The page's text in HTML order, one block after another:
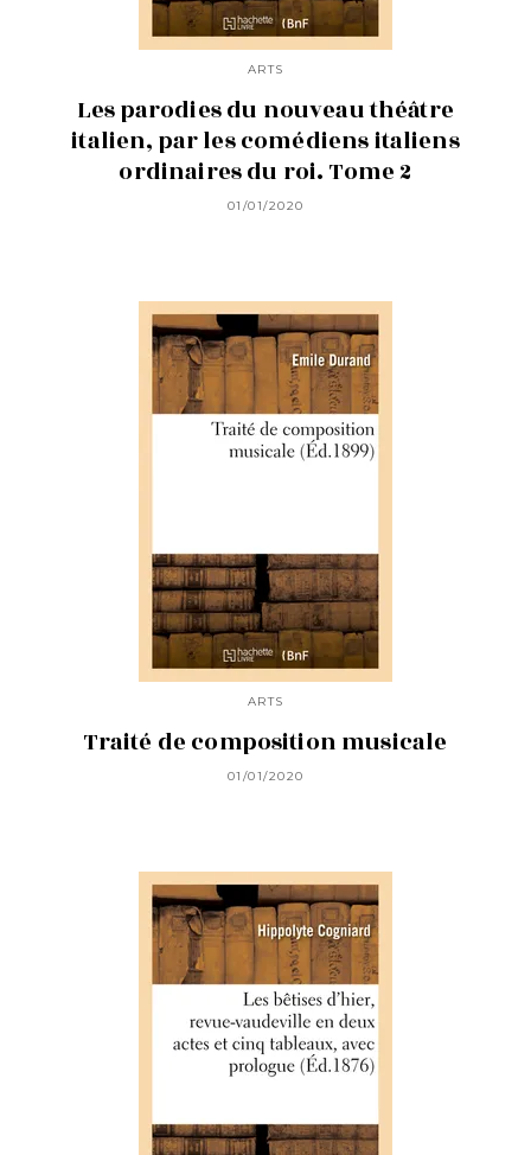
ARTS
Les parodies du nouveau théâtre
italien, par les comédiens italiens
ordinaires du roi. Tome 2
01/01/2020
ARTS
Traité de composition musicale
01/01/2020